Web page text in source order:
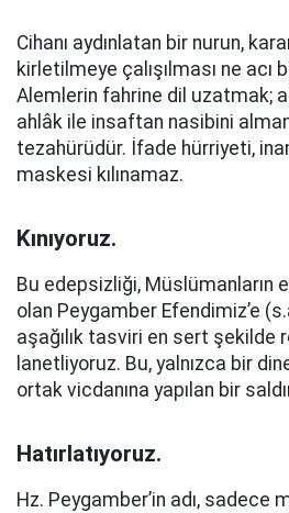
Cihanı aydınlatan bir nurun,
kirletilmeye çalışılması ne acı
Alemlerin fahrine dil uzatmak;
ahlâk ile insaftan nasibini
tezahürüdür. İfade hürriyeti,
maskesi kılınamaz.
Kınıyoruz.
Bu edepsizliği, Müslümanların
olan Peygamber Efendimiz’e
aşağılık tasviri en sert şekilde
lanetliyoruz. Bu, yalnızca bir
ortak vicdanına yapılan bir
Hatırlatıyoruz.
Hz. Peygamber’in adı, sadece